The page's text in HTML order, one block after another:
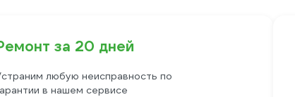
за 20 дней
любую неисправность по
в нашем сервисе